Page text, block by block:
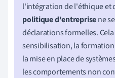
l'intégration de l'éthique et
politique d'entreprisene
déclarations formelles.
sensibilisation, la
la mise en place de
les comportements non